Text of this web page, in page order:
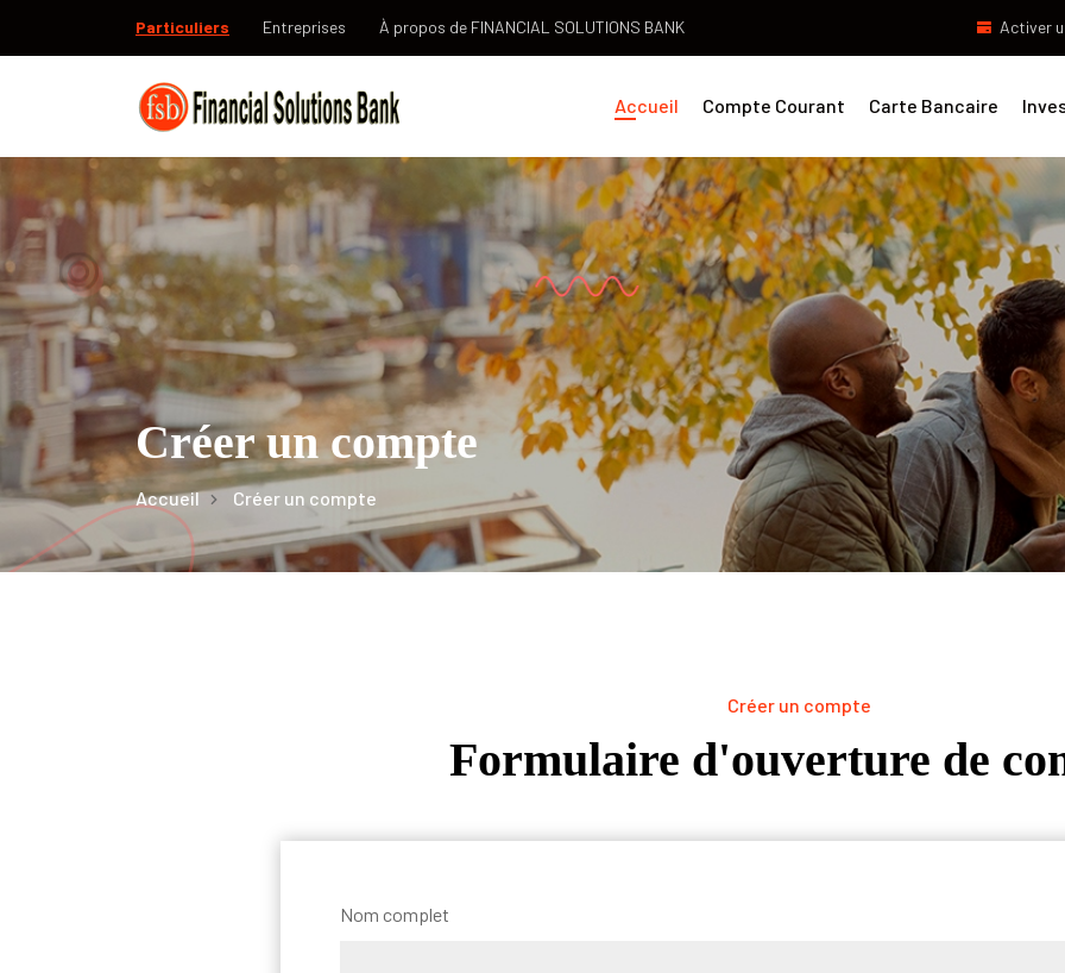
Particuliers Entreprises À propos de FINANCIAL SOLUTIONS BANK Activer
Accueil Compte Courant Carte Bancaire
Créer un compte
Accueil Créer un compte
Créer un compte
Formulaire d'ouverture de
Nom complet